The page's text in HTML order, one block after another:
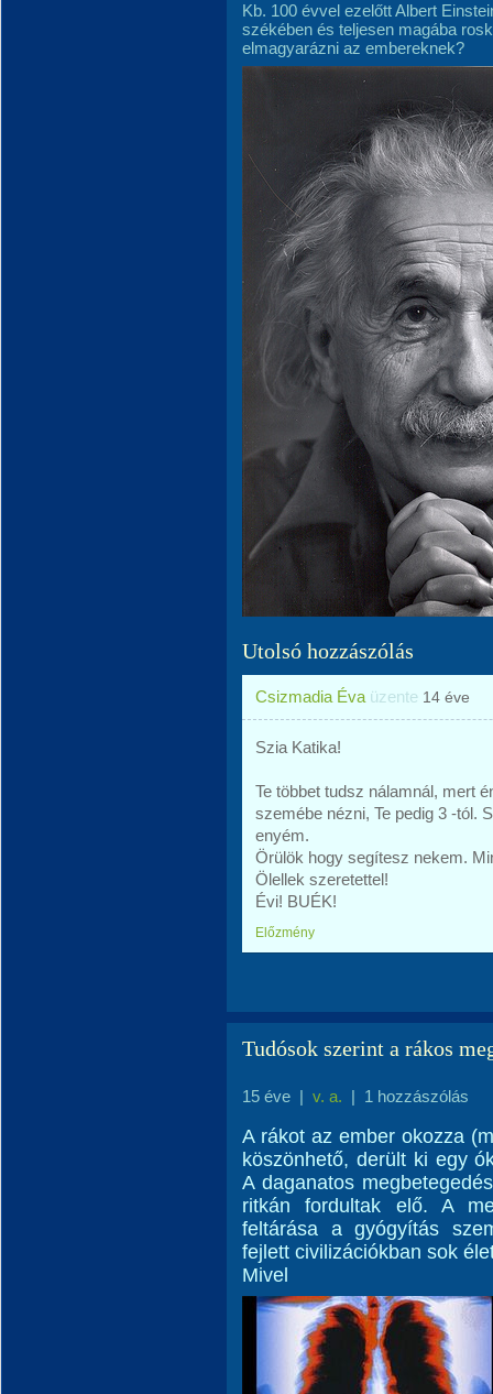
Kb. 100 évvel ezelőtt Albert
székében és teljesen magába
elmagyarázni az embereknek?
Utolsó hozzászólás
Csizmadia Éva üzente 14 éve
Szia Katika!
Te többet tudsz nálamnál, mert
szemébe nézni, Te pedig 3 -tól.
enyém.
Örülök hogy segítesz nekem.
Ölellek szeretettel!
Évi! BUÉK!
Előzmény
Tudósok szerint a rákos
15 éve | v. a. | 1 hozzászólás
A rákot az ember okozza
köszönhető, derült ki egy
A daganatos
ritkán fordultak elő. A
feltárása a gyógyítás
fejlett civilizációkban sok
Mivel